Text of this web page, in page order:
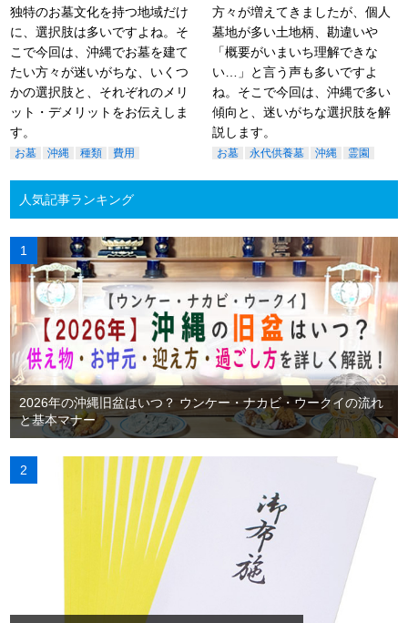
独特のお墓文化を持つ地域だけ
に、選択肢は多いですよね。そ
こで今回は、沖縄でお墓を建て
たい方々が迷いがちな、いくつ
かの選択肢と、それぞれのメリ
ット・デメリットをお伝えしま
す。
お墓 沖縄 種類 費用
方々が増えてきましたが、個人
墓地が多い土地柄、勘違いや
「概要がいまいち理解できな
い…」と言う声も多いですよ
ね。そこで今回は、沖縄で多い
傾向と、迷いがちな選択肢を解
説します。
お墓 永代供養墓 沖縄 霊園
人気記事ランキング
2026年の沖縄旧盆はいつ？ ウンケー・ナカビ・ウークイの流れ
と基本マナー